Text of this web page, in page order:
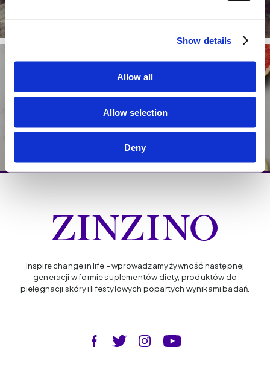
Show details
Allow all
Allow selection
Deny
Jak przywrócić balans?
Inspire change in life – wprowadzamy żywność następnej
generacji w formie suplementów diety, produktów do
pielęgnacji skóry i lifestylowych popartych wynikami badań.